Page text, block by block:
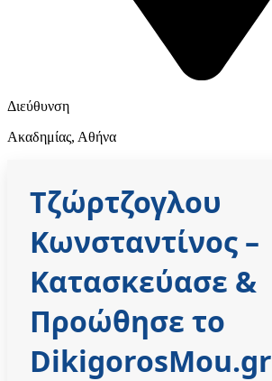
Διεύθυνση
Ακαδημίας, Αθήνα
Τζώρτζογλου
Κωνσταντίνος –
Κατασκεύασε &
Προώθησε το
DikigorosMou.gr